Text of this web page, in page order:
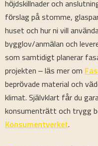
höjdskillnader och
förslag på stomme,
huset och hur ni vill
bygglov/anmälan och
som samtidigt planerar
projekten – läs mer om
beprövade material och
klimat. Självklart får du
konsumenträtt och trygg
Konsumentverket.